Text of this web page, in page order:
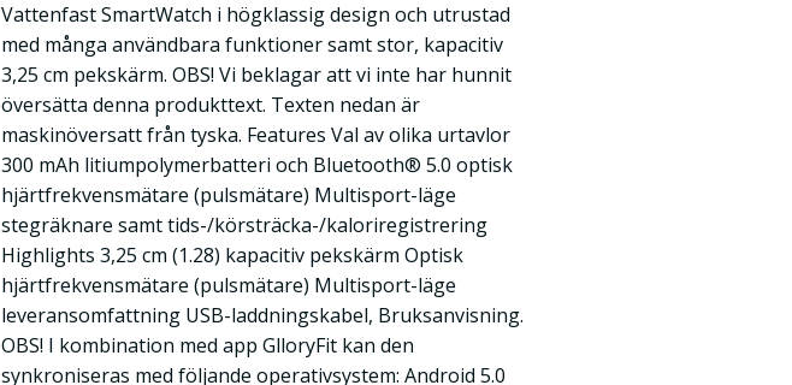
Vattenfast SmartWatch i högklassig design och utrustad
med många användbara funktioner samt stor, kapacitiv
3,25 cm pekskärm. OBS! Vi beklagar att vi inte har hunnit
översätta denna produkttext. Texten nedan är
maskinöversatt från tyska. Features Val av olika urtavlor
300 mAh litiumpolymerbatteri och Bluetooth® 5.0 optisk
hjärtfrekvensmätare (pulsmätare) Multisport-läge
stegräknare samt tids-/körsträcka-/kaloriregistrering
Highlights 3,25 cm (1.28) kapacitiv pekskärm Optisk
hjärtfrekvensmätare (pulsmätare) Multisport-läge
leveransomfattning USB-laddningskabel, Bruksanvisning.
OBS! I kombination med app GlloryFit kan den
synkroniseras med följande operativsystem: Android 5.0